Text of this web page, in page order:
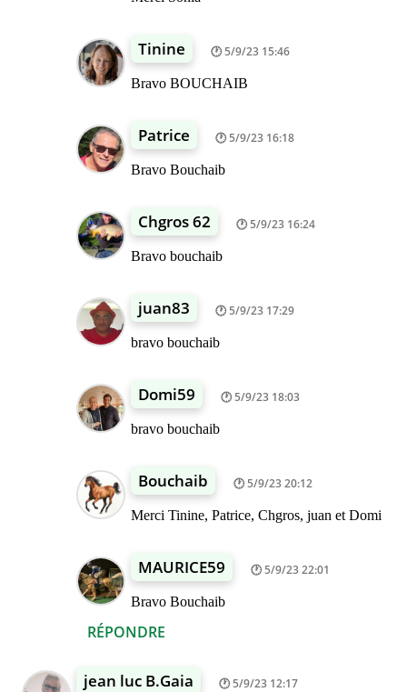
RÉPONDRE
Tinine 5/9/23 15:46
Bravo BOUCHAIB
Patrice 5/9/23 16:18
Bravo Bouchaib
Chgros 62 5/9/23 16:24
Bravo bouchaib
juan83 5/9/23 17:29
bravo bouchaib
Domi59 5/9/23 18:03
bravo bouchaib
Bouchaib 5/9/23 20:12
Merci Tinine, Patrice, Chgros, juan et Domi
MAURICE59 5/9/23 22:01
Bravo Bouchaib
jean luc B.Gaia 5/9/23 12:17